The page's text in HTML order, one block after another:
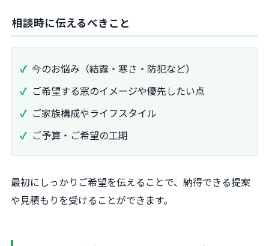
相談時に伝えるべきこと
今のお悩み（結露・寒さ・防犯など）
ご希望する窓のイメージや優先したい点
ご家族構成やライフスタイル
ご予算・ご希望の工期
最初にしっかりご希望を伝えることで、納得できる提案
や見積もりを受けることができます。